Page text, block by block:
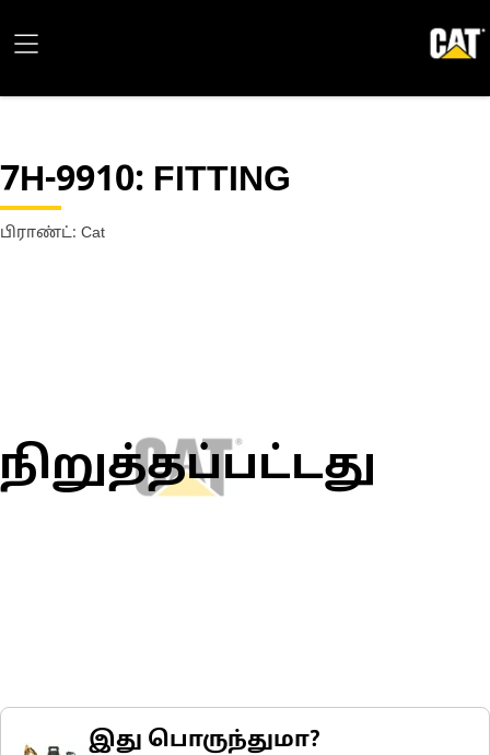
7H-9910: FITTING
பிராண்ட்: Cat
நிறுத்தப்பட்டது
இது பொருந்துமா?